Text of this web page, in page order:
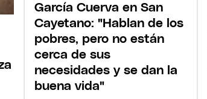
García Cuerva en San
Cayetano: "Hablan de los
pobres, pero no están
cerca de sus
necesidades y se dan la
buena vida"